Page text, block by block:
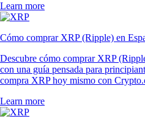
Learn more
Cómo comprar XRP (Ripple) en
Descubre cómo comprar XRP
con una guía pensada para
compra XRP hoy mismo con
Learn more